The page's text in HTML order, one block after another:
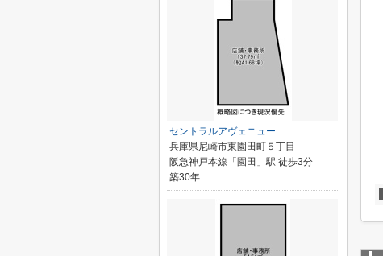
セントラルアヴェニュー
兵庫県尼崎市東園田町５丁目
阪急神戸本線「園田」駅 徒歩3分
築30年